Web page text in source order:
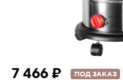
7 466 ₽ ПОД ЗАКАЗ